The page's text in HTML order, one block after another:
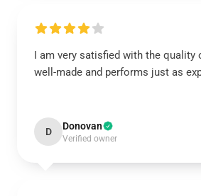
I am very satisfied with the quality
well-made and performs just as
D Donovan
Verified owner